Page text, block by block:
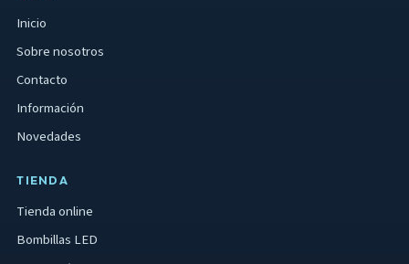
e
n
t
r
a
a
s
Inicio
Sobre nosotros
Contacto
Información
Novedades
TIENDA
Tienda online
Bombillas LED